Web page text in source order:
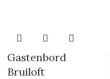
Gastenbord
Bruiloft